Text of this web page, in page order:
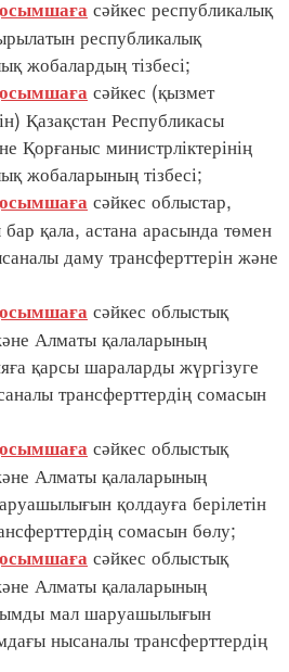
сәйкес республикалық
республикалық
жобалардың тізбесі;
сәйкес (қызмет
Қазақстан Республикасы
Қорғаныс министрліктерінің
жобаларының тізбесі;
сәйкес облыстар,
қала, астана арасында төмен
даму трансферттерін және
сәйкес облыстық
Алматы қалаларының
қарсы шараларды жүргізуге
трансферттердің сомасын
сәйкес облыстық
Алматы қалаларының
қолдауға берілетін
сомасын бөлу;
сәйкес облыстық
Алматы қалаларының
мал шаруашылығын
нысаналы трансферттердің